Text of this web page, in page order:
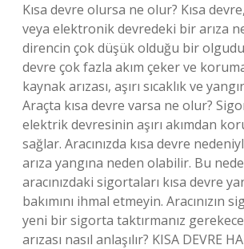
Kısa devre olursa ne olur? Kısa
veya elektronik devredeki bir arıza
direncin çok düşük olduğu bir
devre çok fazla akım çeker ve
kaynak arızası, aşırı sıcaklık ve
Araçta kısa devre varsa ne olur?
elektrik devresinin aşırı akımdan
sağlar. Aracınızda kısa devre
arıza yangına neden olabilir. Bu
aracınızdaki sigortaları kısa devre
bakımını ihmal etmeyin. Aracınızın
yeni bir sigorta taktırmanız
arızası nasıl anlaşılır? KISA DEVRE